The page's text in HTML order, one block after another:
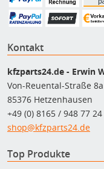
Kontakt
kfzparts24.de - Erwin
Von-Reuental-Straße 8a
85376 Hetzenhausen
+49 (0) 8165 / 948 77 24
shop@kfzparts24.de
Top Produkte